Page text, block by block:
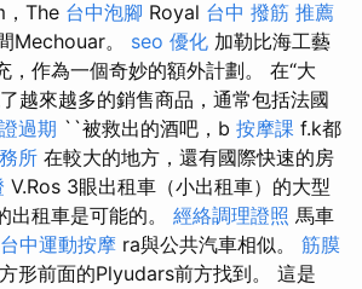
，The 台中泡腳 Royal 台中 撥筋 推薦
Mechouar。 seo 優化 加勒比海工藝
，作為一個奇妙的額外計劃。 在“大
越來越多的銷售商品，通常包括法國
過期 ``被救出的酒吧，b 按摩課 f.k都
所 在較大的地方，還有國際快速的房
V.Ros 3眼出租車（小出租車）的大型
出租車是可能的。 經絡調理證照 馬車
台中運動按摩 ra與公共汽車相似。 筋膜
形前面的Plyudars前方找到。 這是